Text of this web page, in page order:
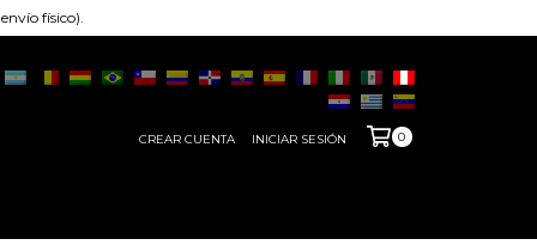
físico).
CREAR CUENTA INICIAR SESIÓN 0